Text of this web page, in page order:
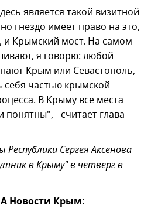
является такой визитной
гнездо имеет право на это,
и Крымский мост. На самом
я говорю: любой
Крым или Севастополь,
себя частью крымской
В Крыму все места
- считает глава
Сергея Аксенова
в Крыму" в четверг в
Новости Крым: